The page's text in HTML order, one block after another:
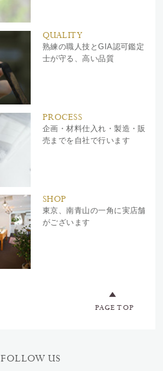
QUALITY
熟練の職人技とGIA認可鑑定
士が守る、高い品質
PROCESS
企画・材料仕入れ・製造・販
売までを自社で行います
SHOP
東京、南青山の一角に実店舗
がございます
PAGE TOP
FOLLOW US